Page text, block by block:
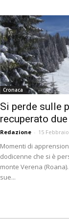
Cronaca
Si perde sulle
recuperato
Redazione - 15
Momenti di
dodicenne che si è
monte Verena
sue...